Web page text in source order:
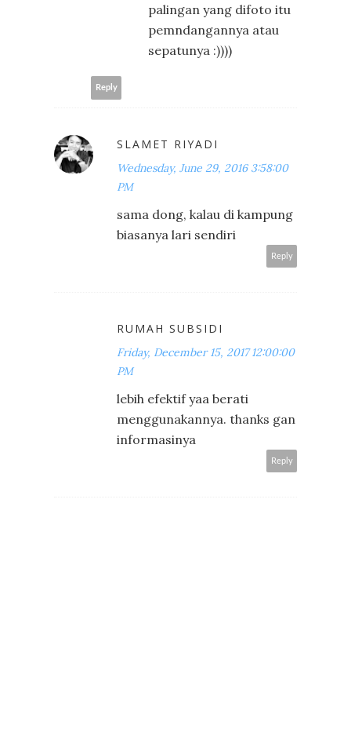
palingan yang difoto itu
pemndangannya atau
sepatunya :))))
Reply
SLAMET RIYADI
Wednesday, June 29, 2016 3:58:00
PM
sama dong, kalau di kampung
biasanya lari sendiri
Reply
RUMAH SUBSIDI
Friday, December 15, 2017 12:00:00
PM
lebih efektif yaa berati
menggunakannya. thanks gan
informasinya
Reply